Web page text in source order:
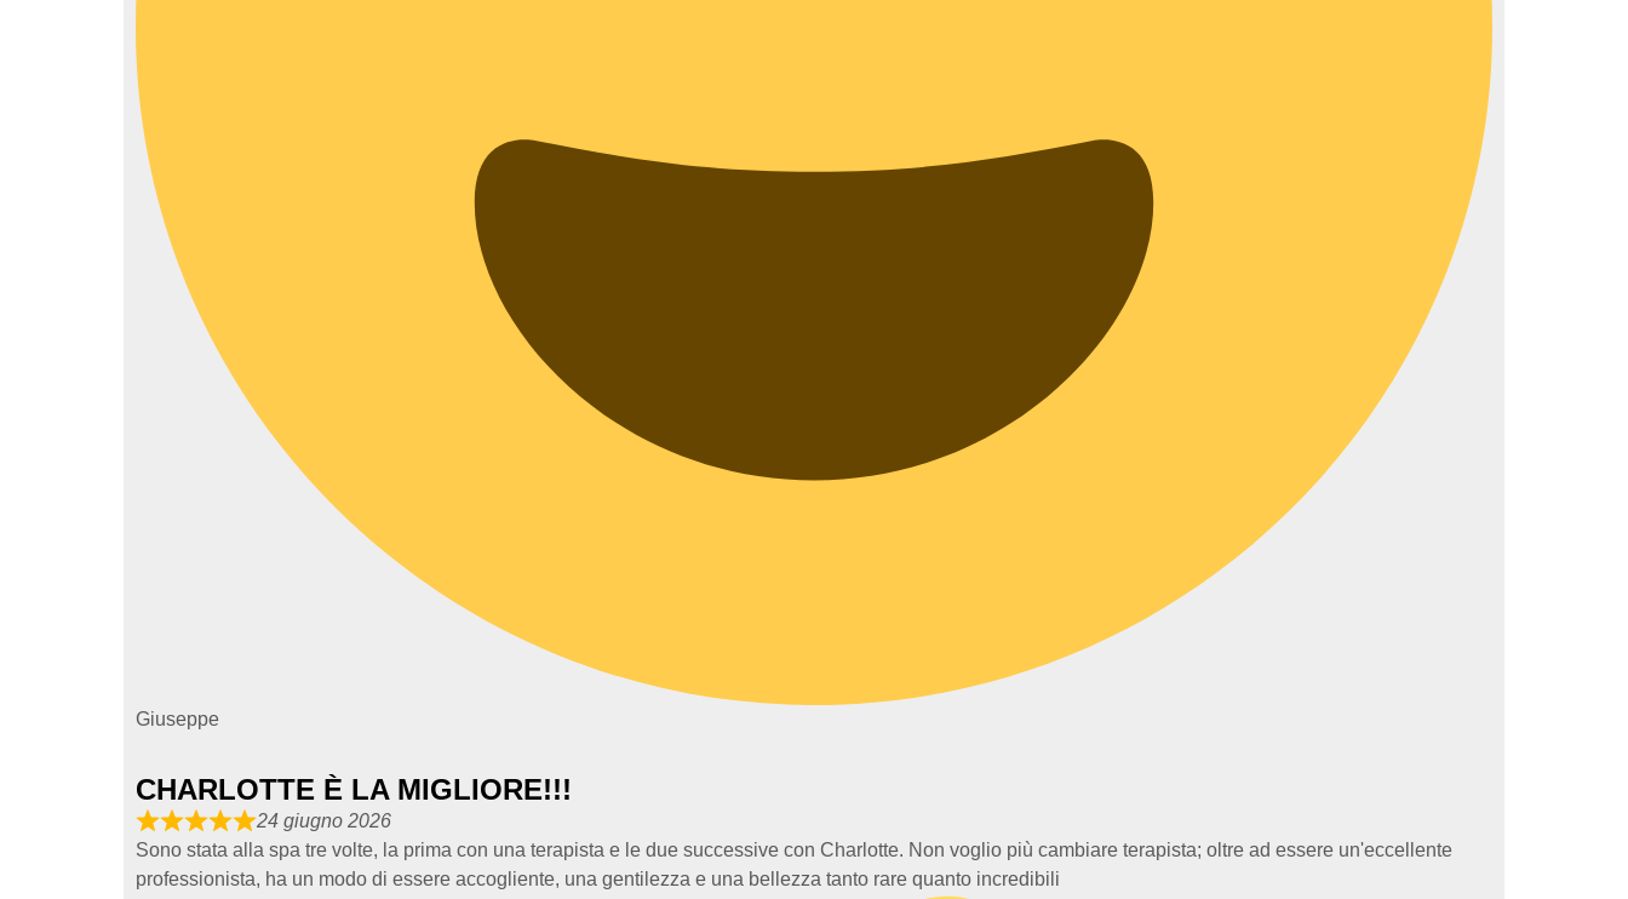
Giuseppe
CHARLOTTE È LA MIGLIORE!!!
24 giugno 2026
Sono stata alla spa tre volte, la prima con una terapista e le due successive con Charlotte. Non voglio più cambiare terapista; oltre ad essere un'eccellente
professionista, ha un modo di essere accogliente, una gentilezza e una bellezza tanto rare quanto incredibili